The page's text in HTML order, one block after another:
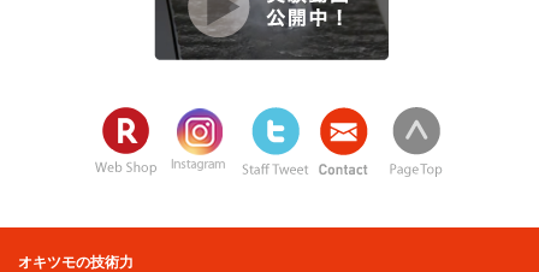
オキツモの技術力